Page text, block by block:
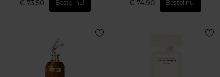
€ 73,50 Bestel nu! € 74,90 Bestel nu!